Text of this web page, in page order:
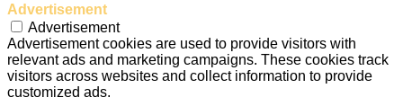
Advertisement
Advertisement
Advertisement cookies are used to provide visitors with
relevant ads and marketing campaigns. These cookies track
visitors across websites and collect information to provide
customized ads.